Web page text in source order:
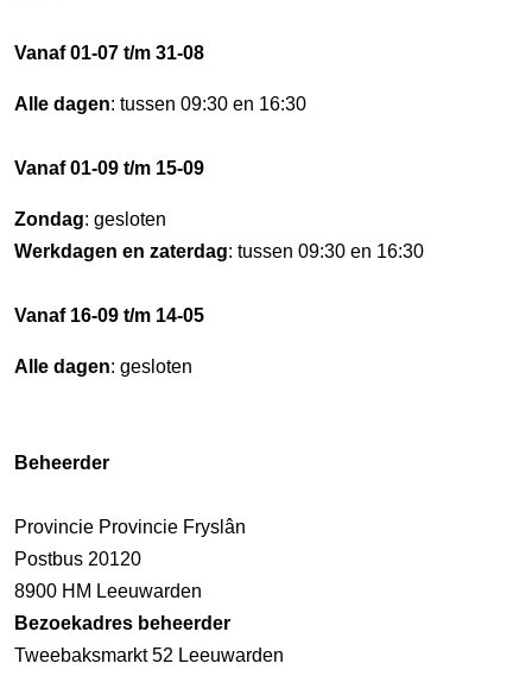
Vanaf 01-07 t/m 31-08
Alle dagen: tussen 09:30 en 16:30
Vanaf 01-09 t/m 15-09
Zondag: gesloten
Werkdagen en zaterdag: tussen 09:30 en 16:30
Vanaf 16-09 t/m 14-05
Alle dagen: gesloten
Beheerder
Provincie Provincie Fryslân
Postbus 20120
8900 HM Leeuwarden
Bezoekadres beheerder
Tweebaksmarkt 52 Leeuwarden